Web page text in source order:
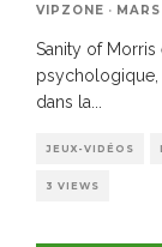
VIPZONE ·
Sanity of Morris
psychologique,
dans la
JEUX-VIDÉOS
3 VIEWS